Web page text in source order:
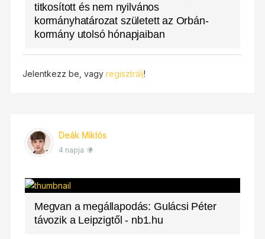
titkosított és nem nyilvános
kormányhatározat született az Orbán-
kormány utolsó hónapjaiban
Jelentkezz be, vagy regisztrálj!
Deák Miklós
4 napja
Megvan a megállapodás: Gulácsi Péter
távozik a Leipzigtől - nb1.hu